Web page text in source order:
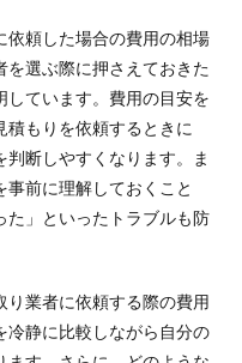
依頼した場合の費用の相場
選ぶ際に押さえておきた
しています。費用の目安を
もりを依頼するときに
断しやすくなります。ま
前に理解しておくこと
た」といったトラブルも防
り業者に依頼する際の費用
冷静に比較しながら自分の